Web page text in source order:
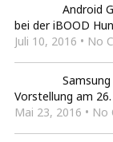
Android
bei der iBOOD
Juli 10, 2016 • No
Vorstellung am
Mai 23, 2016 •